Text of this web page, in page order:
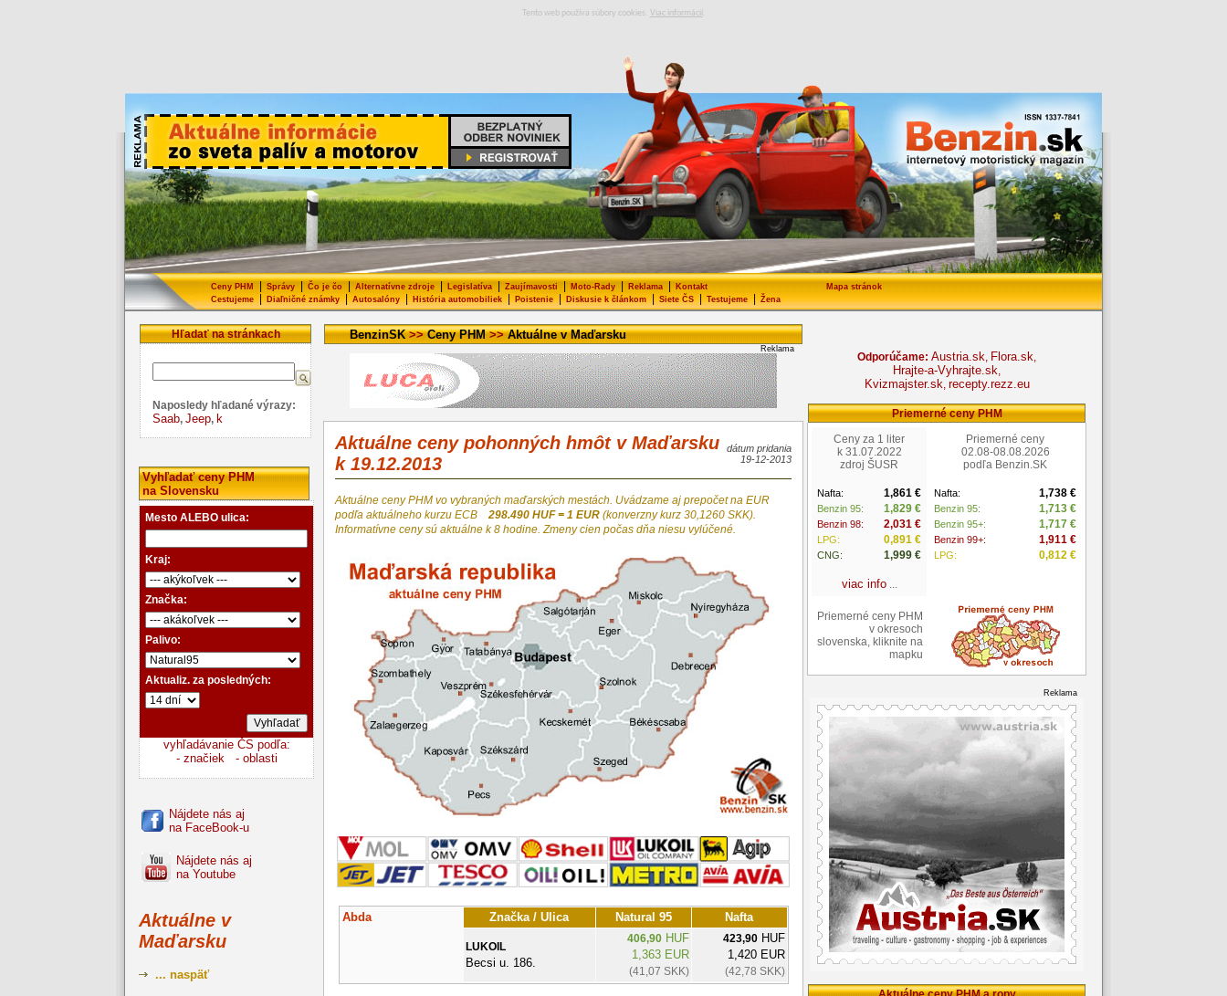
Tento web používa súbory cookies. Viac informácií
Ceny PHM Správy Čo je čo Alternatívne zdroje Legislatíva Zaujímavosti Moto-Rady Reklama Kontakt
Mapa stránok
Cestujeme| Diaľničné známky| Autosalóny| História automobiliek| Poistenie| Diskusie k článkom| Siete ČS| Testujeme| Žena
Hľadať na stránkach
Naposledy hľadané výrazy:
Saab, Jeep, k
Vyhľadať ceny PHM
na Slovensku
Mesto ALEBO ulica:
Kraj:
Značka:
Palivo:
Aktualiz. za posledných:
vyhľadávanie ČS podľa:
- značiek
- oblasti
Nájdete nás aj
na FaceBook-u
Nájdete nás aj
na Youtube
Aktuálne v
Maďarsku
... naspäť
BenzinSK>>Ceny PHM>>Aktuálne v Maďarsku
Reklama
Aktuálne ceny pohonných hmôt v Maďarsku
k 19.12.2013
dátum pridania
19-12-2013
Aktuálne ceny PHM vo vybraných maďarských mestách. Uvádzame aj prepočet na EUR
podľa aktuálneho kurzu ECB298.490 HUF = 1 EUR (konverzny kurz 30,1260 SKK).
Informatívne ceny sú aktuálne k 8 hodine. Zmeny cien počas dňa niesu vylúčené.
Abda Značka / Ulica Natural 95 Nafta
LUKOIL
Becsi u. 186.
406,90HUF
1,363 EUR
(41,07 SKK)
423,90HUF
1,420 EUR
(42,78 SKK)
Odporúčame: Austria.sk, Flora.sk,
Hrajte-a-Vyhrajte.sk,
Kvizmajster.sk, recepty.rezz.eu
Priemerné ceny PHM
Ceny za 1 liter
k 31.07.2022
zdroj ŠUSR
Nafta: 1,861 €
Benzin 95: 1,829 €
Benzin 98: 2,031 €
LPG: 0,891 €
CNG: 1,999 €
viac info...
Priemerné ceny
02.08-08.08.2026
podľa Benzin.SK
Nafta: 1,738 €
Benzin 95: 1,713 €
Benzin 95+: 1,717 €
Benzin 99+: 1,911 €
LPG: 0,812 €
Priemerné ceny PHM
v okresoch
slovenska, kliknite na
mapku
Reklama